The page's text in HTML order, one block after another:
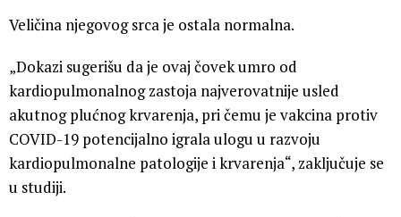
Veličina njegovog srca je ostala normalna.
„Dokazi sugerišu da je ovaj čovek umro od
kardiopulmonalnog zastoja najverovatnije usled
akutnog plućnog krvarenja, pri čemu je vakcina protiv
COVID-19 potencijalno igrala ulogu u razvoju
kardiopulmonalne patologije i krvarenja“, zaključuje se
u studiji.